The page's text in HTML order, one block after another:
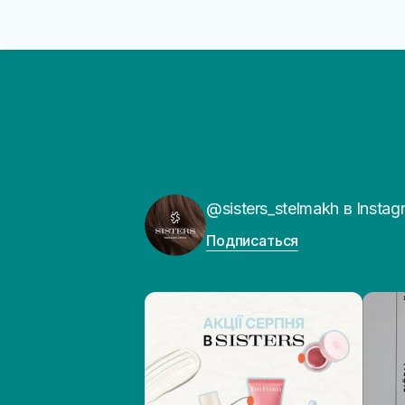
@sisters_stelmakh в
Подписаться